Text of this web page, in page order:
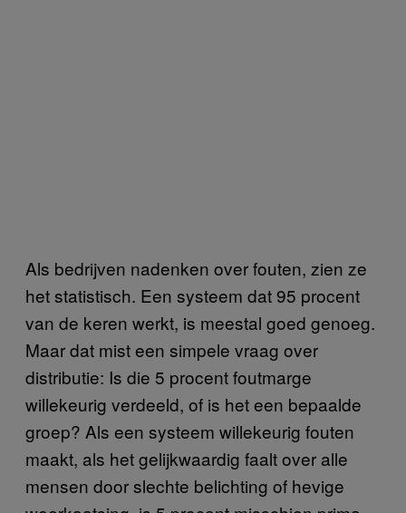
Als bedrijven nadenken over fouten, zien ze
het statistisch. Een systeem dat 95 procent
van de keren werkt, is meestal goed genoeg.
Maar dat mist een simpele vraag over
distributie: Is die 5 procent foutmarge
willekeurig verdeeld, of is het een bepaalde
groep? Als een systeem willekeurig fouten
maakt, als het gelijkwaardig faalt over alle
mensen door slechte belichting of hevige